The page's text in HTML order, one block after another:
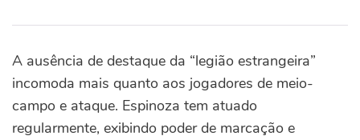
A ausência de destaque da “legião estrangeira”
incomoda mais quanto aos jogadores de meio-
campo e ataque. Espinoza tem atuado
regularmente, exibindo poder de marcação e